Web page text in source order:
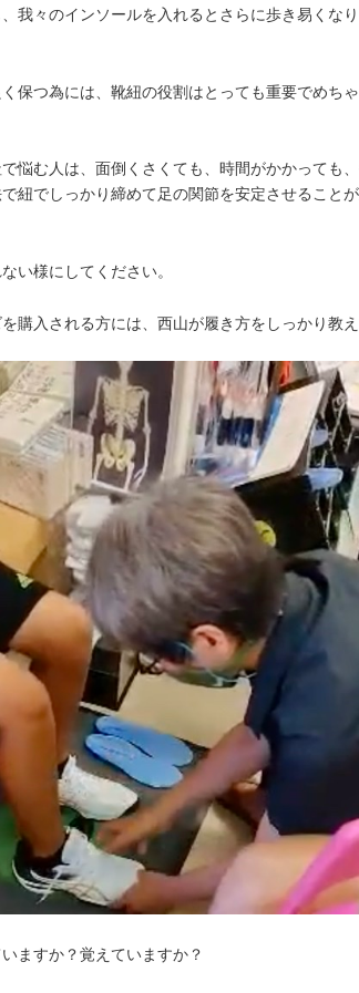
我々のインソールを入れるとさらに歩き易くな
保つ為には、靴紐の役割はとっても重要でめち
悩む人は、面倒くさくても、時間がかかっても
紐でしっかり締めて足の関節を安定させること
い様にしてください。
購入される方には、西山が履き方をしっかり教
ますか？覚えていますか？